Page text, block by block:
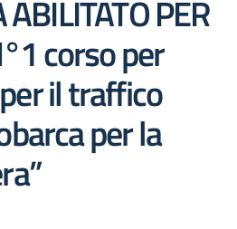
PER
corso per
il traffico
per la